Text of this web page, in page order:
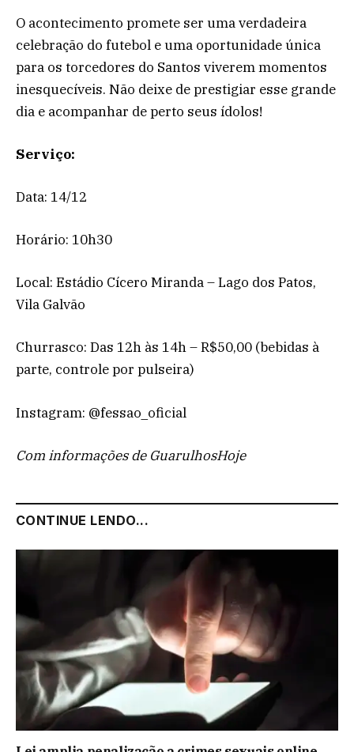
O acontecimento promete ser uma verdadeira
celebração do futebol e uma oportunidade única
para os torcedores do Santos viverem momentos
inesquecíveis. Não deixe de prestigiar esse grande
dia e acompanhar de perto seus ídolos!
Serviço:
Data: 14/12
Horário: 10h30
Local: Estádio Cícero Miranda – Lago dos Patos,
Vila Galvão
Churrasco: Das 12h às 14h – R$50,00 (bebidas à
parte, controle por pulseira)
Instagram: @fessao_oficial
Com informações de GuarulhosHoje
CONTINUE LENDO...